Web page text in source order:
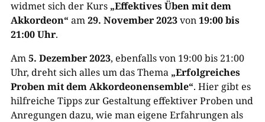
widmet sich der Kurs „Effektives Üben mit dem
Akkordeon“ am29. November 2023von19:00 bis
21:00 Uhr.
Am5. Dezember 2023, ebenfalls von 19:00 bis 21:00
Uhr, dreht sich alles um das Thema „Erfolgreiches
Proben mit dem Akkordeonensemble“. Hier gibt es
hilfreiche Tipps zur Gestaltung effektiver Proben und
Anregungen dazu, wie man eigene Erfahrungen als